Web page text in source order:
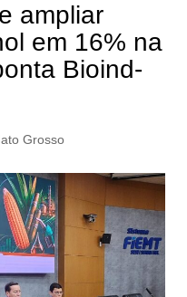
ampliar
em 16% na
Bioind-
Grosso